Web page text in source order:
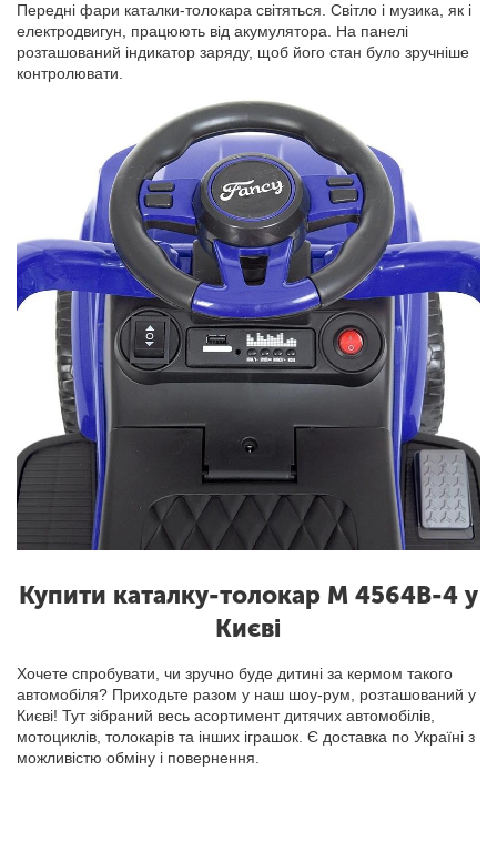
Передні фари каталки-толокара світяться. Світло і музика, як і
електродвигун, працюють від акумулятора. На панелі
розташований індикатор заряду, щоб його стан було зручніше
контролювати.
Купити каталку-толокар M 4564B-4 у
Києві
Хочете спробувати, чи зручно буде дитині за кермом такого
автомобіля? Приходьте разом у наш шоу-рум, розташований у
Києві! Тут зібраний весь асортимент дитячих автомобілів,
мотоциклів, толокарів та інших іграшок. Є доставка по Україні з
можливістю обміну і повернення.